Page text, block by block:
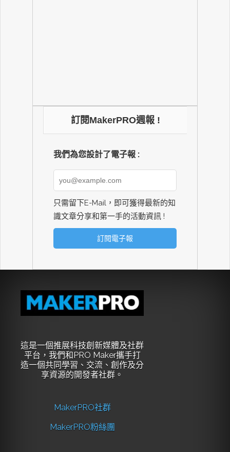
訂閱MakerPRO週報 !
我們為您設計了電子報 :
只需留下E-Mail，即可獲得最新的知
識文章分享和第一手的活動資訊 !
這是一個推展科技創新媒體及社群
平台，我們和PRO Maker攜手打
造一個共同學習、交流、創作及分
享資源的開發者社群。
MakerPRO社群
MakerPRO粉絲團